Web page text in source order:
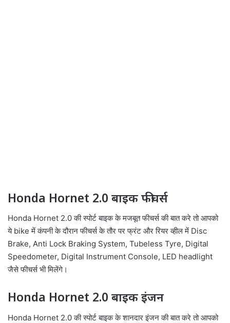
Honda Hornet 2.0 बाइक फीचर्स
Honda Hornet 2.0 की स्पोर्ट बाइक के मजबूत फीचर्स की बात करे तो आपको
ये bike में कंपनी के दौरान फीचर्स के तौर पर फ्रंट और रियर व्हील में Disc
Brake, Anti Lock Braking System, Tubeless Tyre, Digital
Speedometer, Digital Instrument Console, LED headlight
जैसे फीचर्स भी मिलेंगे।
Honda Hornet 2.0 बाइक इंजन
Honda Hornet 2.0 की स्पोर्ट बाइक के शानदार इंजन की बात करे तो आपको